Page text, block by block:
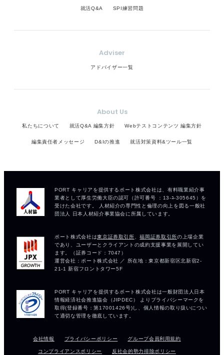
就活Q&A SPI練習問題
Adviser
アドバイザー一覧
About Us
私たちについて 就活Q&A 編集方針 Webテストコンテンツ 編集方針
編集責任者メッセージ D&Iの推進 就活対策資料&ツール一覧
会社情報 プライバシーポリシー グループ会員利用規約
コンプライアンスポリシー 反社会的勢力排除ポリシー